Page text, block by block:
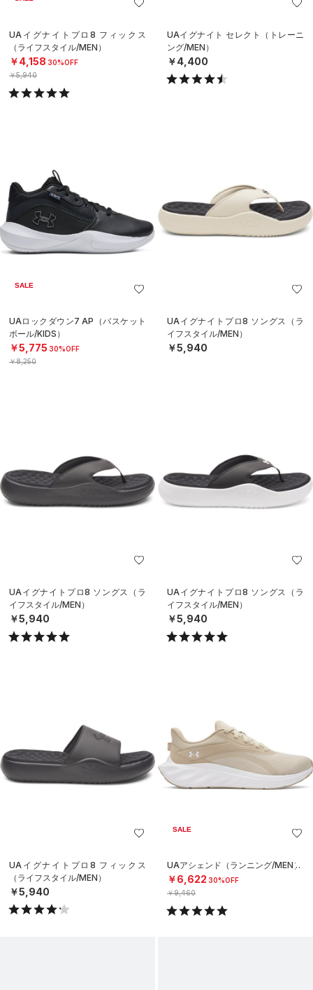
UAイグナイトプロ8 フィックス
（ライフスタイル/MEN）
￥4,158 30%OFF
￥5,940
UAイグナイト セレクト（トレーニ
ング/MEN）
￥4,400
SALE
UAロックダウン7 AP（バスケット
ボール/KIDS）
￥5,775 30%OFF
￥8,250
UAイグナイトプロ8 ソングス（ラ
イフスタイル/MEN）
￥5,940
UAイグナイトプロ8 ソングス（ラ
イフスタイル/MEN）
￥5,940
UAイグナイトプロ8 ソングス（ラ
イフスタイル/MEN）
￥5,940
UAイグナイトプロ8 フィックス
（ライフスタイル/MEN）
￥5,940
SALE
UAアシェンド（ランニング/MEN）
￥6,622 30%OFF
￥9,460